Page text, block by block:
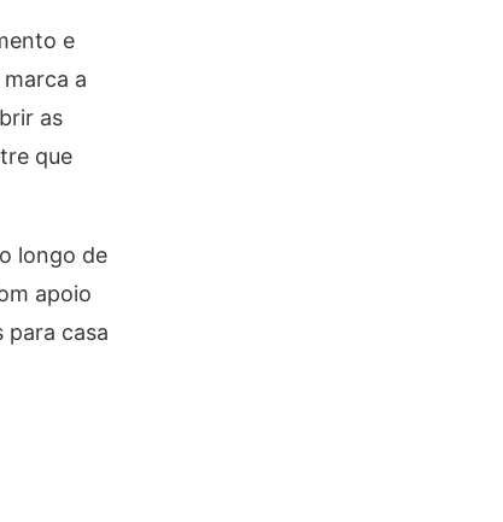
e
a
as
que
longo de
apoio
para casa